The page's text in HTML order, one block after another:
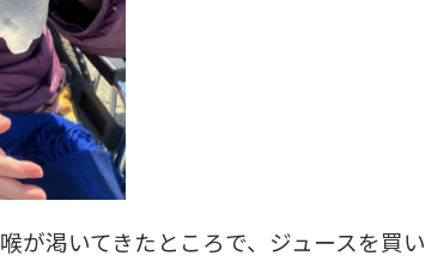
が渇いてきたところで、ジュースを買い